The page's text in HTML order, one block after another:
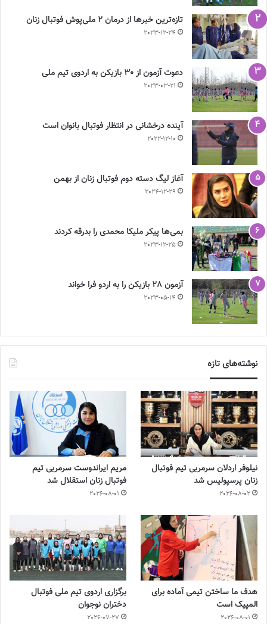
تازه‌ترین خبرها از درمان ۲ ملی‌پوش فوتبال زنان
2023-12-24
دعوت آزمون از 30 بازیکن به اردوی تیم ملی
2023-03-21
آینده درخشانی در انتظار فوتبال بانوان است
2022-12-10
آغاز لیگ دسته دوم فوتبال زنان از بهمن
2024-12-29
بمی‌ها پیکر ملیکا محمدی را بدرقه کردند
2023-12-25
آزمون 28 بازیکن را به اردو فرا خواند
2023-05-14
نوشته‌های تازه
نیلوفر اردلان سرمربی تیم فوتبال
زنان پرسپولیس شد
2026-08-02
مریم ایراندوست سرمربی تیم
فوتبال زنان استقلال شد
2026-08-01
هدف ما ساختن تیمی آماده برای
المپیک است
2026-08-01
برگزاری اردوی تیم ملی فوتبال
دختران نوجوان
2026-07-27